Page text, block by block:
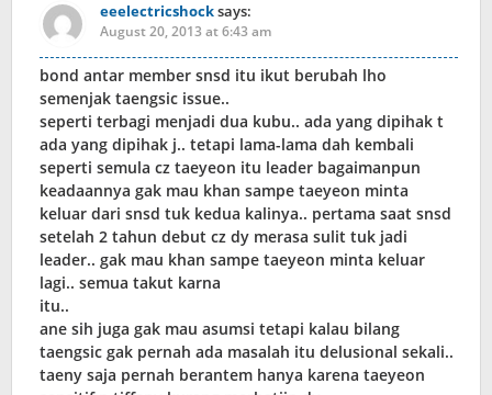
eeelectricshocksays:
August 20, 2013 at 6:43 am
bond antar member snsd itu ikut berubah lho
semenjak taengsic issue..
seperti terbagi menjadi dua kubu.. ada yang dipihak t
ada yang dipihak j.. tetapi lama-lama dah kembali
seperti semula cz taeyeon itu leader bagaimanpun
keadaannya gak mau khan sampe taeyeon minta
keluar dari snsd tuk kedua kalinya.. pertama saat snsd
setelah 2 tahun debut cz dy merasa sulit tuk jadi
leader.. gak mau khan sampe taeyeon minta keluar
lagi.. semua takut karna
itu..
ane sih juga gak mau asumsi tetapi kalau bilang
taengsic gak pernah ada masalah itu delusional sekali..
taeny saja pernah berantem hanya karena taeyeon